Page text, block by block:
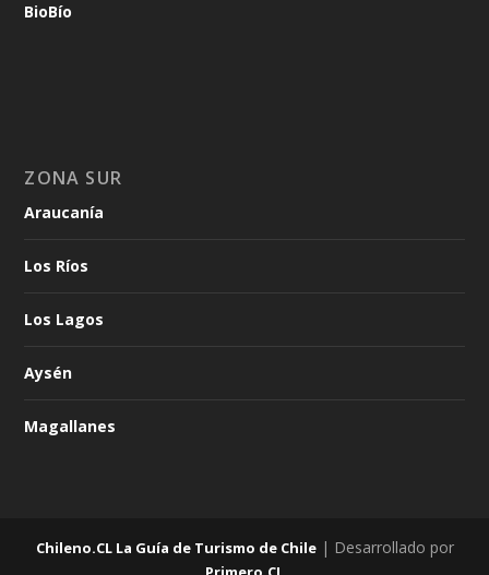
BioBío
ZONA SUR
Araucanía
Los Ríos
Los Lagos
Aysén
Magallanes
Chileno.CL La Guía de Turismo de Chile| Desarrollado por